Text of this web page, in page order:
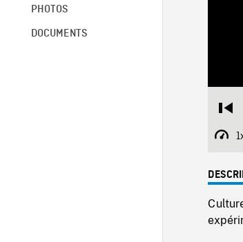
PHOTOS
DOCUMENTS